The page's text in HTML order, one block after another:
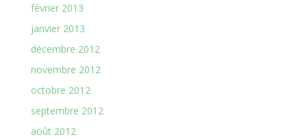
février 2013
janvier 2013
décembre 2012
novembre 2012
octobre 2012
septembre 2012
août 2012